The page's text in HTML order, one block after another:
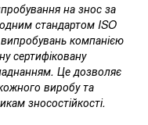
на знос за
стандартом ISO
компанією
сертифіковану
Це дозволяє
виробу та
зносостійкості.